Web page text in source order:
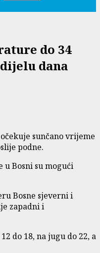
do 34
dana
sunčano vrijeme
podne.
Bosni su mogući
Bosne sjeverni i
zapadni i
do 18, na jugu do 22, a